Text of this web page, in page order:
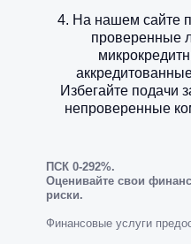
4. На нашем сайте
проверенные
Избегайте подачи
непроверенные
ПСК 0-292%.
Оценивайте свои
риски.
Финансовые услуги